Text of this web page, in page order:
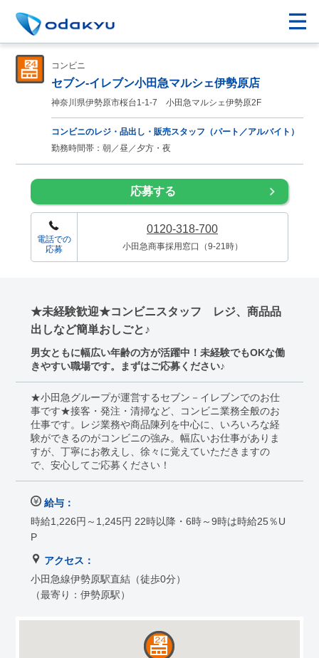
コンビニ
セブン-イレブン小田急マルシェ伊勢原店
神奈川県伊勢原市桜台1-1-7 小田急マルシェ伊勢原2F
コンビニのレジ・品出し・販売スタッフ（パート／アルバイト）
勤務時間帯：朝／昼／夕方・夜
応募する
電話での
応募
0120-318-700
小田急商事採用窓口（9-21時）
★未経験歓迎★コンビニスタッフ レジ、商品品
出しなど簡単おしごと♪
男女ともに幅広い年齢の方が活躍中！未経験でもOKな働
きやすい職場です。まずはご応募ください♪
★小田急グループが運営するセブン－イレブンでのお仕
事です★接客・発注・清掃など、コンビニ業務全般のお
仕事です。レジ業務や商品陳列を中心に、いろいろな経
験ができるのがコンビニの強み。幅広いお仕事がありま
すが、丁寧にお教えし、徐々に覚えていただきますの
で、安心してご応募ください！
給与：
時給1,226円～1,245円 22時以降・6時～9時は時給25％U
P
アクセス：
小田急線伊勢原駅直結（徒歩0分）
（最寄り：伊勢原駅）